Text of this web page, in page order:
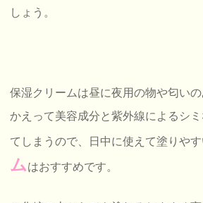
しょう。
保湿クリームは昼に夜用の物や匂いの
かえって美容成分と紫外線によるシ
てしまうので、日中に使えて塗りやす
ムはおすすめです。